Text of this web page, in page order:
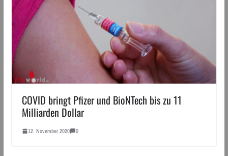
COVID bringt Pfizer und BioNTech bis zu 11
Milliarden Dollar
12. November 2020 0